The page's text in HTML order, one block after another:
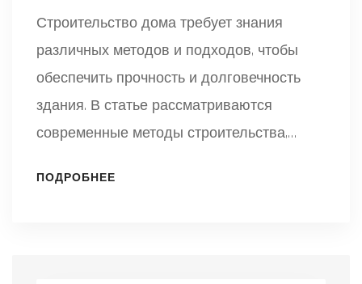
Строительство дома требует знания
различных методов и подходов, чтобы
обеспечить прочность и долговечность
здания. В статье рассматриваются
современные методы строительства,
экологические и экономические аспекты,
ПОДРОБНЕЕ